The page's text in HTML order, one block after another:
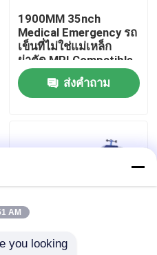
1900MM 35nch
Medical Emergency รถ
เข็นที่ไม่ใช่แม่เหล็ก
ผ่าตัด MRI Compatible
Transfer รถพยาบาล
เปลหาม ส่งคำถาม
AM
you looking